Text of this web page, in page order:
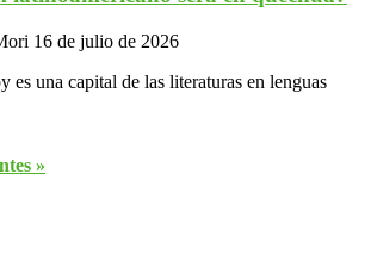
16 de julio de 2026
es una capital de las literaturas en lenguas
»